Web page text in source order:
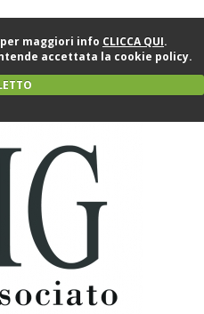
maggiori info CLICCA QUI.
accettata la cookie policy.